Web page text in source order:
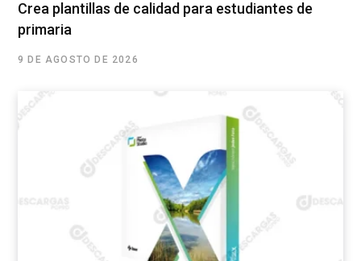
Crea plantillas de calidad para estudiantes de
primaria
9 DE AGOSTO DE 2026